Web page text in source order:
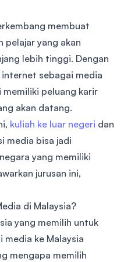
membuat
pelajar yang akan
lebih tinggi. Dengan
sebagai media
memiliki peluang karir
akan datang.
kuliah ke luar negeri dan
media bisa jadi
yang memiliki
jurusan ini,
di Malaysia?
yang memilih untuk
media ke Malaysia
mengapa memilih